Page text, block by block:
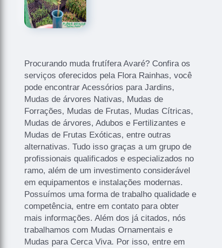
Procurando muda frutífera Avaré? Confira os
serviços oferecidos pela Flora Rainhas, você
pode encontrar Acessórios para Jardins,
Mudas de árvores Nativas, Mudas de
Forrações, Mudas de Frutas, Mudas Cítricas,
Mudas de árvores, Adubos e Fertilizantes e
Mudas de Frutas Exóticas, entre outras
alternativas. Tudo isso graças a um grupo de
profissionais qualificados e especializados no
ramo, além de um investimento considerável
em equipamentos e instalações modernas.
Possuímos uma forma de trabalho qualidade e
competência, entre em contato para obter
mais informações. Além dos já citados, nós
trabalhamos com Mudas Ornamentais e
Mudas para Cerca Viva. Por isso, entre em